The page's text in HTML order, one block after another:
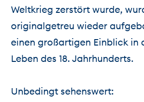
Weltkrieg zerstört wurde,
originalgetreu wieder
einen großartigen Einblick in
Leben des 18. Jahrhunderts.
Unbedingt sehenswert: